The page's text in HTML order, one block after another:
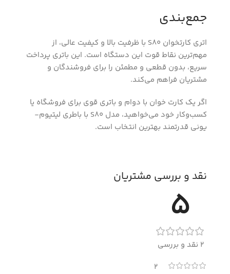
جمع‌بندی
اتری کارتخوان S80 با ظرفیت بالا و کیفیت عالی، از
مهم‌ترین نقاط قوت این دستگاه است. این باتری پرداخت
سریع، بدون قطعی و مطمئن را برای فروشندگان و
مشتریان فراهم می‌کند.
اگر یک کارت خوان با دوام و باتری قوی برای فروشگاه یا
کسب‌وکار خود می‌خواهید، مدل S80 با باطری لیتیوم-
یونی قدرتمند بهترین انتخاب است.
نقد و بررسی مشتریان
5
2 نقد و بررسی
2